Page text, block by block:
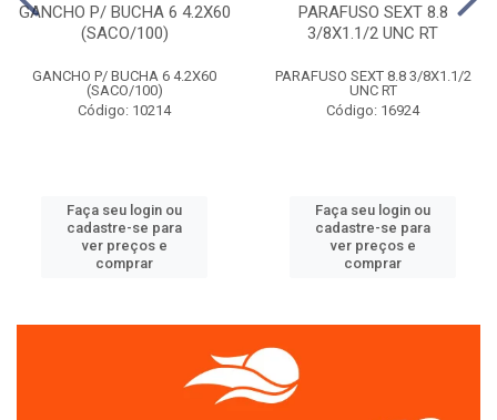
GANCHO P/ BUCHA 6 4.2X60
(SACO/100)
GANCHO P/ BUCHA 6 4.2X60
(SACO/100)
Código: 10214
Faça seu login ou
cadastre-se para
ver preços e
comprar
PARAFUSO SEXT 8.8
3/8X1.1/2 UNC RT
PARAFUSO SEXT 8.8 3/8X1.1/2
UNC RT
Código: 16924
Faça seu login ou
cadastre-se para
ver preços e
comprar